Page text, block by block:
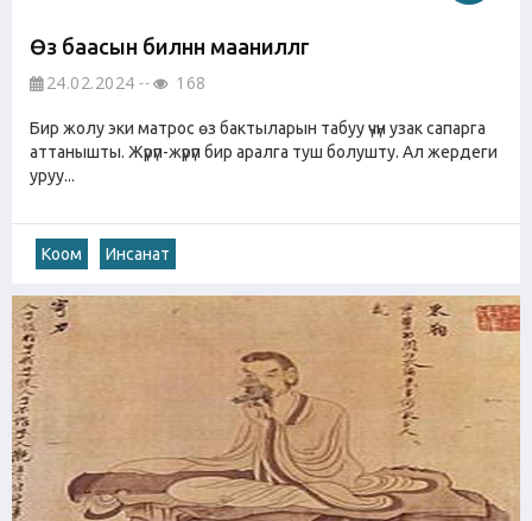
Өз баасын билүүнүн маанилүүлүгү
24.02.2024 168
Бир жолу эки матрос өз бактыларын табуу үчүн узак сапарга
аттанышты. Жүрүп-жүрүп бир аралга туш болушту. Ал жердеги
уруу...
Коом Инсанат